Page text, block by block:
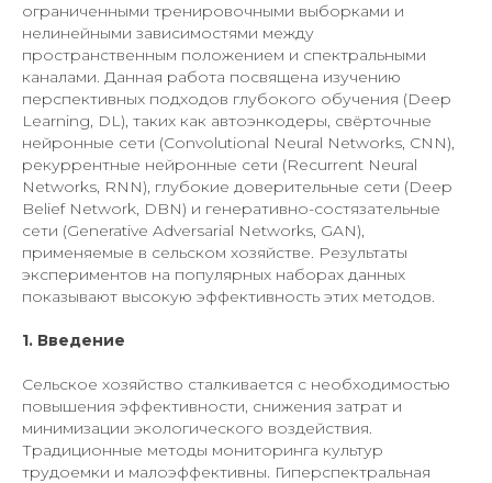
ограниченными тренировочными выборками и
нелинейными зависимостями между
пространственным положением и спектральными
каналами. Данная работа посвящена изучению
перспективных подходов глубокого обучения (Deep
Learning, DL), таких как автоэнкодеры, свёрточные
нейронные сети (Convolutional Neural Networks, CNN),
рекуррентные нейронные сети (Recurrent Neural
Networks, RNN), глубокие доверительные сети (Deep
Belief Network, DBN) и генеративно-состязательные
сети (Generative Adversarial Networks, GAN),
применяемые в сельском хозяйстве. Результаты
экспериментов на популярных наборах данных
показывают высокую эффективность этих методов.
1. Введение
Сельское хозяйство сталкивается с необходимостью
повышения эффективности, снижения затрат и
минимизации экологического воздействия.
Традиционные методы мониторинга культур
трудоемки и малоэффективны. Гиперспектральная